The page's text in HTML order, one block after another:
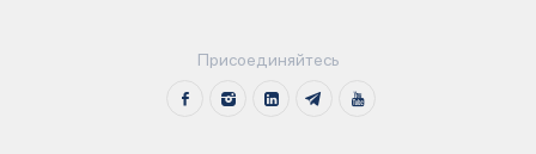
Присоединяйтесь